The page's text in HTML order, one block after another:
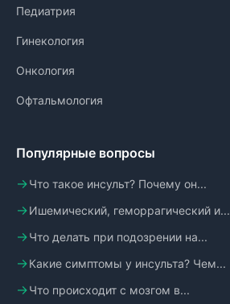
Педиатрия
Гинекология
Онкология
Офтальмология
Популярные вопросы
Что такое инсульт? Почему он...
Ишемический, геморрагический и...
Что делать при подозрении на...
Какие симптомы у инсульта? Чем...
Что происходит с мозгом в...